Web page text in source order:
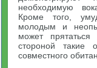
необходимую
Кроме того,
молодым и
может
стороной такие
совместного